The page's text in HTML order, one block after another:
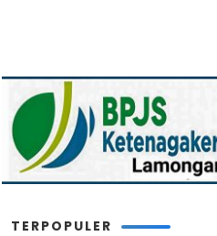
TERPOPULER